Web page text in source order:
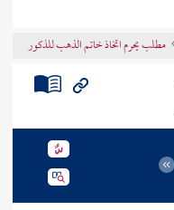
مطلب يحرم اتخاذ خاتم الذهب للذكور